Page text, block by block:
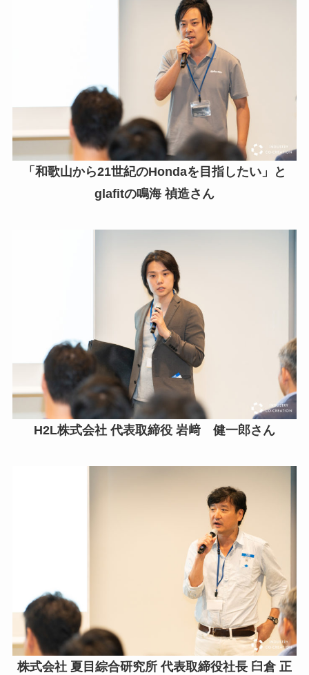
「和歌山から21世紀のHondaを目指したい」と
glafitの鳴海 禎造さん
H2L株式会社 代表取締役 岩﨑 健一郎さん
株式会社 夏目綜合研究所 代表取締役社長 臼倉 正